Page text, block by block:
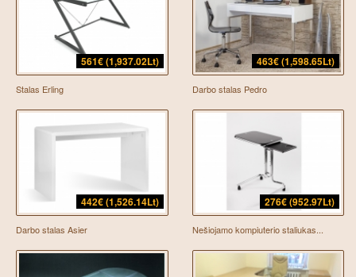
561€ (1,937.02Lt)
Stalas Erling
463€ (1,598.65Lt)
Darbo stalas Pedro
442€ (1,526.14Lt)
Darbo stalas Asier
276€ (952.97Lt)
Nešiojamo kompiuterio staliukas...